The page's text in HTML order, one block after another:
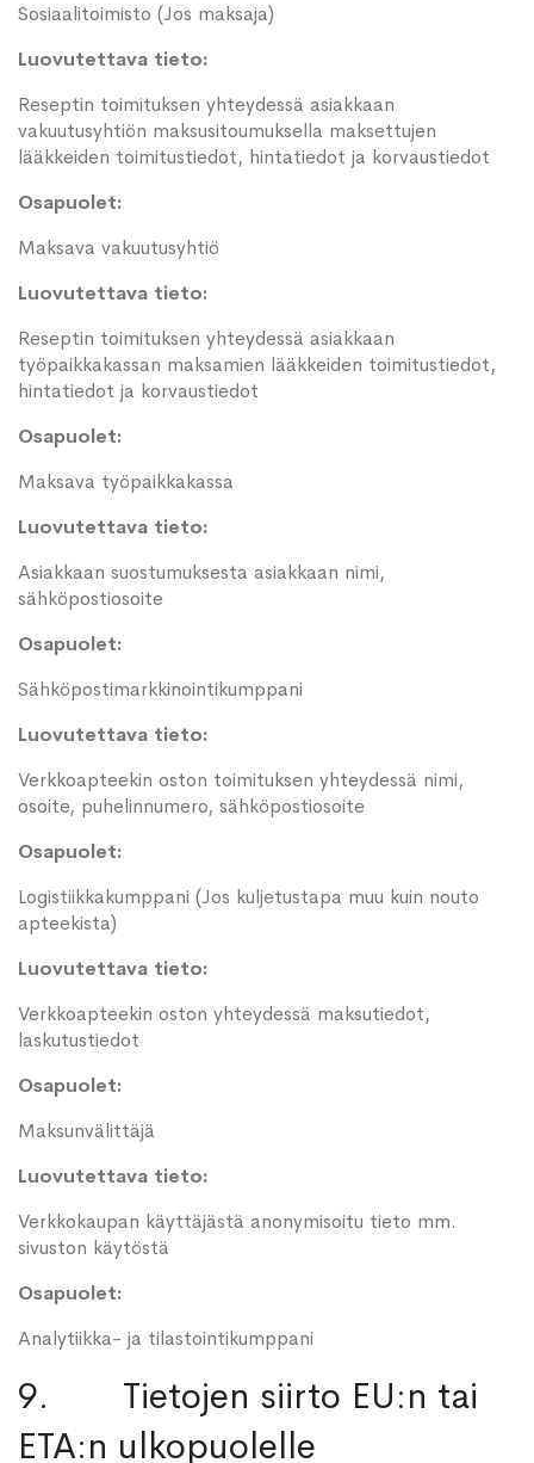
Sosiaalitoimisto (Jos maksaja)
Luovutettava tieto:
Reseptin toimituksen yhteydessä asiakkaan
vakuutusyhtiön maksusitoumuksella maksettujen
lääkkeiden toimitustiedot, hintatiedot ja korvaustiedot
Osapuolet:
Maksava vakuutusyhtiö
Luovutettava tieto:
Reseptin toimituksen yhteydessä asiakkaan
työpaikkakassan maksamien lääkkeiden toimitustiedot,
hintatiedot ja korvaustiedot
Osapuolet:
Maksava työpaikkakassa
Luovutettava tieto:
Asiakkaan suostumuksesta asiakkaan nimi,
sähköpostiosoite
Osapuolet:
Sähköpostimarkkinointikumppani
Luovutettava tieto:
Verkkoapteekin oston toimituksen yhteydessä nimi,
osoite, puhelinnumero, sähköpostiosoite
Osapuolet:
Logistiikkakumppani (Jos kuljetustapa muu kuin nouto
apteekista)
Luovutettava tieto:
Verkkoapteekin oston yhteydessä maksutiedot,
laskutustiedot
Osapuolet:
Maksunvälittäjä
Luovutettava tieto:
Verkkokaupan käyttäjästä anonymisoitu tieto mm.
sivuston käytöstä
Osapuolet:
Analytiikka- ja tilastointikumppani
9. Tietojen siirto EU:n tai
ETA:n ulkopuolelle